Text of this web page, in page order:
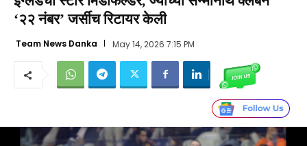
‘२२ नंबर’ जर्सीच रिटायर केली
Team News Danka May 14, 2026 7:15 PM